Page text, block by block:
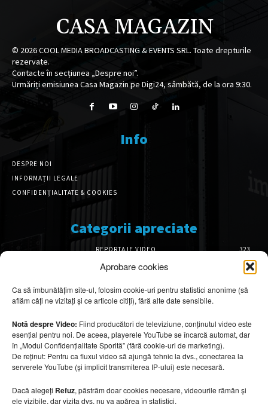
Aprobare cookies
Ca să îmbunătățim site-ul, folosim cookie-uri pentru statistici anonime (să
aflăm câți ne vizitați și ce articole citiți), fără alte date sensibile.
Notă despre Video: Fiind producători de televiziune, conținutul video este
esențial pentru noi. De aceea, playerele YouTube se încarcă automat, dar
în „Modul Confidențialitate Sporită” (fără cookie-uri de marketing).
De reținut: Pentru ca fluxul video să ajungă tehnic la dvs., conectarea la
serverele YouTube (și implicit transmiterea IP-ului) este necesară.
Dacă alegeți Refuz, păstrăm doar cookies necesare, videourile rămân și
ele vizibile, dar vizita dvs. nu va apărea în statistici.
CASA MAGAZIN
© 2026COOL MEDIA BROADCASTING & EVENTS SRL. Toate drepturile
rezervate.
Contacte în secțiunea „Despre noi”.
Urmăriți emisiunea Casa Magazin pe Digi24, sâmbătă, de la ora 9:30.
Info
DESPRE NOI
INFORMAȚII LEGALE
CONFIDENȚIALITATE & COOKIES
Categorii apreciate
REPORTAJE VIDEO
323
AMENAJĂRI INTERIOARE
126
DESIGN INTERIOR
64
ARHITECTURĂ & DESIGN
OPINII & ANALIZE
43
Articole recomandate
Cele mai impresionante cabane moderne
7 august 2026